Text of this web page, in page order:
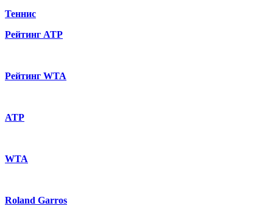
Теннис
Рейтинг ATP
Рейтинг WTA
ATP
WTA
Roland Garros